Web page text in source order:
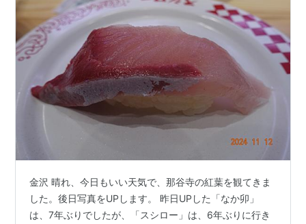
金沢 晴れ、今日もいい天気で、那谷寺の紅葉を観てきま
した。後日写真をUPします。 昨日UPした「なか卯」
は、7年ぶりでしたが、「スシロー」は、6年ぶりに行き